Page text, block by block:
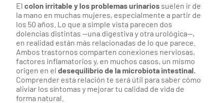
El colon irritable y los problemas urinarios suelen ir de
la mano en muchas mujeres, especialmente a partir de
los 50 años. Lo que a simple vista parecen dos
dolencias distintas —una digestiva y otra urológica—,
en realidad están más relacionadas de lo que parece.
Ambos trastornos comparten conexiones nerviosas,
factores inflamatorios y, en muchos casos, un mismo
origen en el desequilibrio de la microbiota intestinal.
Comprender esta relación te será útil para saber cómo
aliviar los síntomas y mejorar tu calidad de vida de
forma natural.